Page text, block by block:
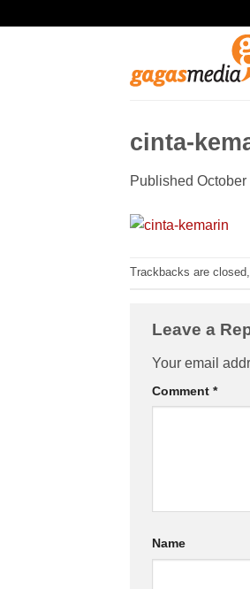
cinta-
Published October
Trackbacks are
Leave a
Your email
Comment *
Name